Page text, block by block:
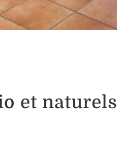
et naturels